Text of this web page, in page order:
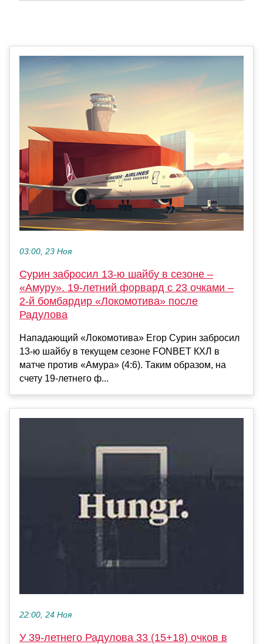
03:00, 23 Ноя
Сурин забросил 13-ю шайбу в сезоне –
«Амуру». 19-летний форвард с 23 очками –
2-й бомбардир «Локомотива» после
Радулова
Нападающий «Локомотива» Егор Сурин забросил
13-ю шайбу в текущем сезоне FONBET КХЛ в
матче против «Амура» (4:6). Таким образом, на
счету 19-летнего ф...
22:00, 24 Ноя
У 39-летнего Радулова 33 (15+18) очков в